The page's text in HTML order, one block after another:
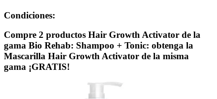
Condiciones:
Compre 2 productos Hair Growth Activator de la
gama Bio Rehab: Shampoo + Tonic: obtenga la
Mascarilla Hair Growth Activator de la misma
gama ¡GRATIS!